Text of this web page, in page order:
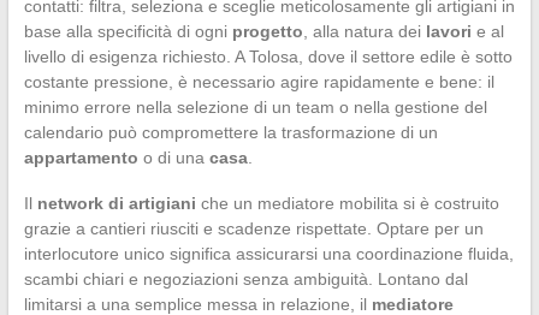
contatti: filtra, seleziona e sceglie meticolosamente gli artigiani in
base alla specificità di ogni progetto , alla natura dei lavori e al
livello di esigenza richiesto. A Tolosa, dove il settore edile è sotto
costante pressione, è necessario agire rapidamente e bene: il
minimo errore nella selezione di un team o nella gestione del
calendario può compromettere la trasformazione di un
appartamento o di una casa.
Il network di artigiani che un mediatore mobilita si è costruito
grazie a cantieri riusciti e scadenze rispettate. Optare per un
interlocutore unico significa assicurarsi una coordinazione fluida,
scambi chiari e negoziazioni senza ambiguità. Lontano dal
limitarsi a una semplice messa in relazione, il mediatore